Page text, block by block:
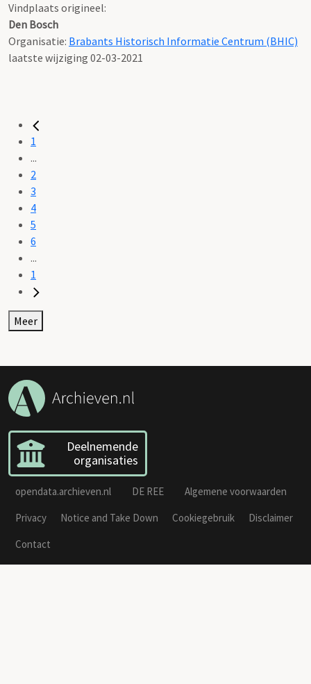
Vindplaats origineel:
Den Bosch
Organisatie: Brabants Historisch Informatie Centrum (BHIC)
laatste wijziging 02-03-2021
1
...
2
3
4
5
6
...
1
Meer
Deelnemende
organisaties
opendata.archieven.nl DE REE
Algemene voorwaarden
Privacy
Notice and Take Down Cookiegebruik
Disclaimer
Contact